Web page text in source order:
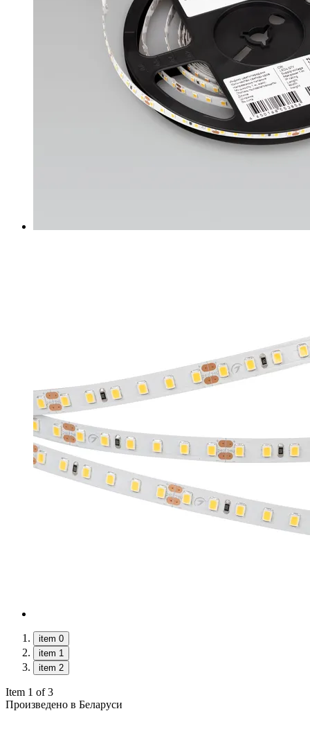
item 0
item 1
item 2
Item 1 of 3
Произведено в Беларуси